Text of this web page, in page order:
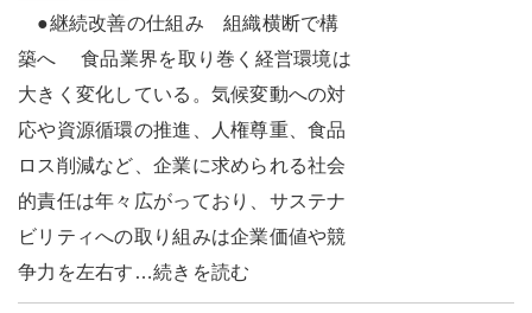
●継続改善の仕組み 組織横断で構
築へ 食品業界を取り巻く経営環境は
大きく変化している。気候変動への対
応や資源循環の推進、人権尊重、食品
ロス削減など、企業に求められる社会
的責任は年々広がっており、サステナ
ビリティへの取り組みは企業価値や競
争力を左右す…続きを読む